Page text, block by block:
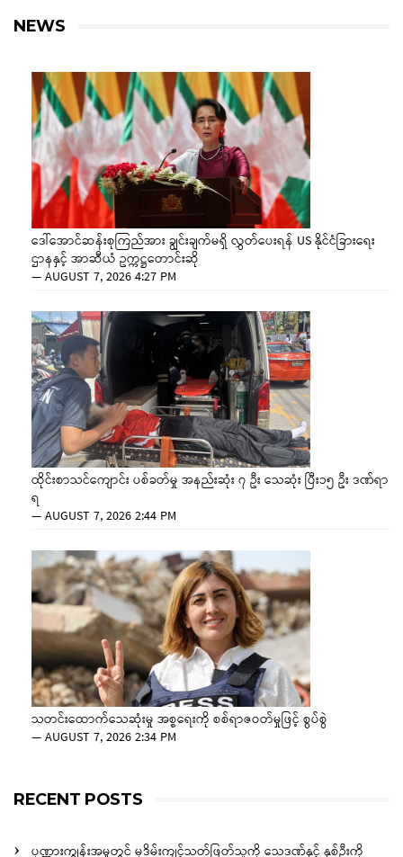
NEWS
ဒေါ်အောင်ဆန်းစုကြည်အား ချွင်းချက်မရှိ လွှတ်ပေးရန် US နိုင်ငံခြားရေး
ဌာနနှင့် အာဆီယံ ဥက္ကဋ္ဌတောင်းဆို
—AUGUST 7, 2026 4:27 PM
ထိုင်းစာသင်ကျောင်း ပစ်ခတ်မှု အနည်းဆုံး ၇ ဦး သေဆုံး ပြီး၁၅ ဦး ဒဏ်ရာ
ရ
—AUGUST 7, 2026 2:44 PM
သတင်းထောက်သေဆုံးမှု အစ္စရေးကို စစ်ရာဇဝတ်မှုဖြင့် စွပ်စွဲ
—AUGUST 7, 2026 2:34 PM
RECENT POSTS
ပုဏ္ဏားကျွန်းအမှုတွင် မုဒိမ်းကျင့်သတ်ဖြတ်သူကို သေဒဏ်နှင့် နှစ်ဦးကို